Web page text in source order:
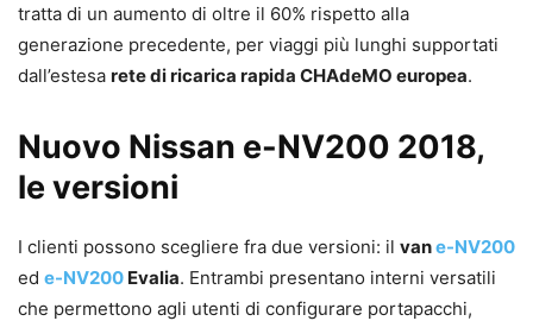
tratta di un aumento di oltre il 60% rispetto alla
generazione precedente, per viaggi più lunghi supportati
dall’estesa rete di ricarica rapida CHAdeMO europea.
Nuovo Nissan e-NV200 2018,
le versioni
I clienti possono scegliere fra due versioni: il vane-NV200
ed e-NV200 Evalia. Entrambi presentano interni versatili
che permettono agli utenti di configurare portapacchi,